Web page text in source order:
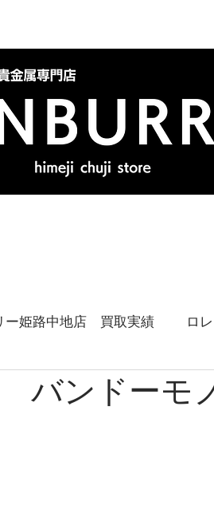
ー姫路中地店 買取実績 ロ
カルティエ ブルガ
バンドーモ